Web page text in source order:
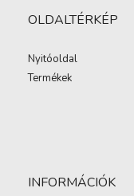
OLDALTÉRKÉP
Nyitóoldal
Termékek
INFORMÁCIÓK